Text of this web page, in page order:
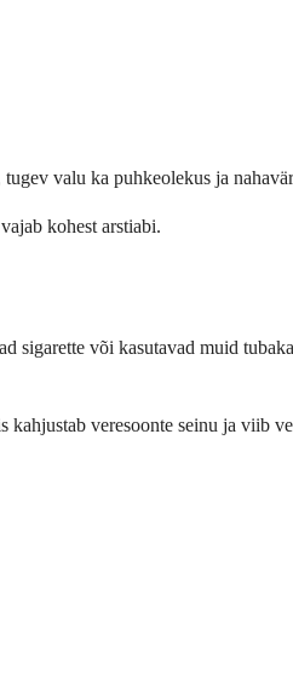
valu ka puhkeolekus ja
kohest arstiabi.
sigarette või kasutavad muid
kahjustab veresoonte seinu ja viib